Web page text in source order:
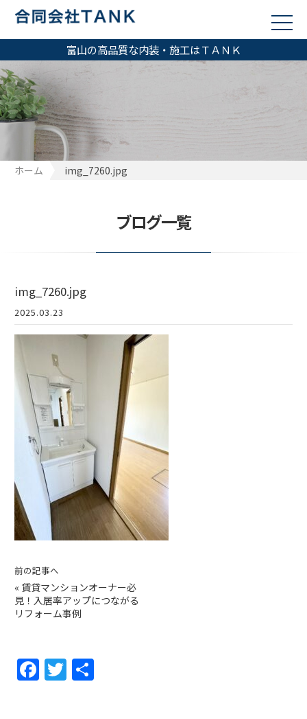
富山の高品質な内装・施工はＴＡＮＫ
ホーム img_7260.jpg
ブログ一覧
img_7260.jpg
2025.03.23
前の記事へ
« 賃貸マンションオーナー必
見！入居率アップにつながる
リフォーム事例
F T